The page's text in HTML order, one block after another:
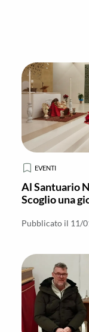
EVENTI
Al Santuario
Scoglio una
Pubblicato il 11/